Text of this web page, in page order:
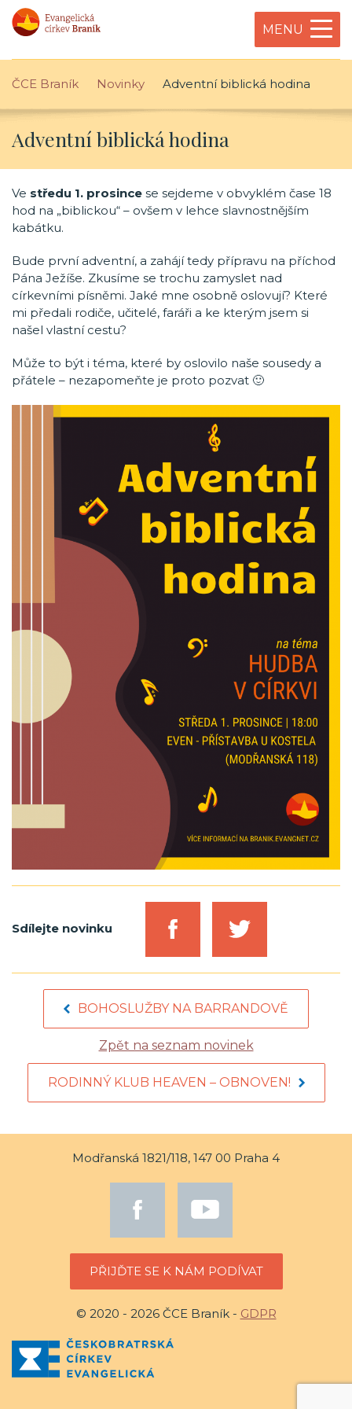
MENU
ČCE Braník Novinky Adventní biblická hodina
Adventní biblická hodina
Ve středu 1. prosince se sejdeme v obvyklém čase 18
hod na „biblickou“ – ovšem v lehce slavnostnějším
kabátku.
Bude první adventní, a zahájí tedy přípravu na příchod
Pána Ježíše. Zkusíme se trochu zamyslet nad
církevními písněmi. Jaké mne osobně oslovují? Které
mi předali rodiče, učitelé, faráři a ke kterým jsem si
našel vlastní cestu?
Může to být i téma, které by oslovilo naše sousedy a
přátele – nezapomeňte je proto pozvat 🙂
Sdílejte novinku
BOHOSLUŽBY NA BARRANDOVĚ
Zpět na seznam novinek
RODINNÝ KLUB HEAVEN – OBNOVEN!
Modřanská 1821/118, 147 00 Praha 4
PŘIJĎTE SE K NÁM PODÍVAT
© 2020 - 2026 ČCE Braník - GDPR